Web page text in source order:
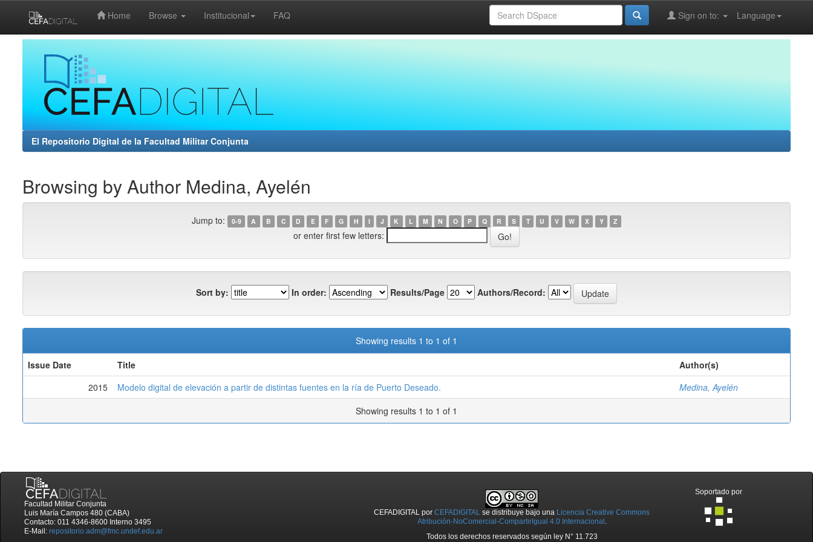
Home Browse Institucional FAQ Language
Sign on to:
El Repositorio Digital de la Facultad Militar Conjunta
Browsing by Author Medina, Ayelén
Jump to: 0-9 A B C D E F G H I J K L M N O P Q R S T U V W X Y Z
or enter first few letters:
Sort by: In order: Results/Page Authors/Record:
Showing results 1 to 1 of 1
Issue Date
Title
Author(s)
2015
Modelo digital de elevación a partir de distintas fuentes en la ría de Puerto Deseado.
Medina, Ayelén
Showing results 1 to 1 of 1
Facultad Militar Conjunta
Luis María Campos 480 (CABA)
Contacto: 011 4346-8600 Interno 3495
E-Mail: repositorio.adm@fmc.undef.edu.ar
CEFADIGITAL porCEFADIGITAL se distribuye bajo una Licencia Creative Commons
Atribución-NoComercial-CompartirIgual 4.0 Internacional .
Todos los derechos reservados según ley N° 11.723
Soportado por